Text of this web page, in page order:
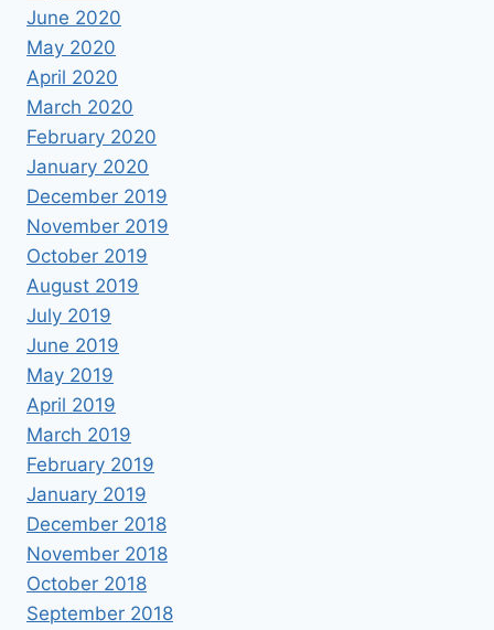
June 2020
May 2020
April 2020
March 2020
February 2020
January 2020
December 2019
November 2019
October 2019
August 2019
July 2019
June 2019
May 2019
April 2019
March 2019
February 2019
January 2019
December 2018
November 2018
October 2018
September 2018